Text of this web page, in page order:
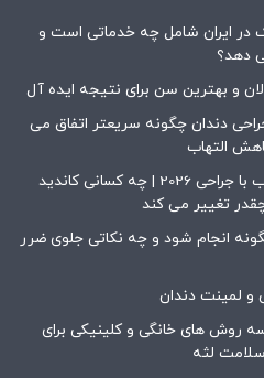
ایران شامل چه خدماتی است و
دهد؟
و بهترین سن برای نتیجه ایده آل
دندان چگونه سریعتر اتفاق می
التهاب
راه های درمان فک جلو و فک عقب با جراحی 2026 | چه کسانی کاندید
تغییر می کند
انجام شود و چه نکاتی جلوی ضرر
و لمینت دندان
روش های خانگی و کلینیکی برای
لثه